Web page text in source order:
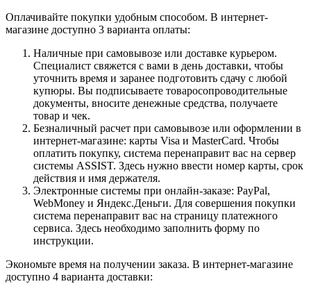
Оплачивайте покупки удобным способом. В интернет-
магазине доступно 3 варианта оплаты:
Наличные при самовывозе или доставке курьером.
Специалист свяжется с вами в день доставки, чтобы
уточнить время и заранее подготовить сдачу с любой
купюры. Вы подписываете товаросопроводительные
документы, вносите денежные средства, получаете
товар и чек.
Безналичный расчет при самовывозе или оформлении в
интернет-магазине: карты Visa и MasterCard. Чтобы
оплатить покупку, система перенаправит вас на сервер
системы ASSIST. Здесь нужно ввести номер карты, срок
действия и имя держателя.
Электронные системы при онлайн-заказе: PayPal,
WebMoney и Яндекс.Деньги. Для совершения покупки
система перенаправит вас на страницу платежного
сервиса. Здесь необходимо заполнить форму по
инструкции.
Экономьте время на получении заказа. В интернет-магазине
доступно 4 варианта доставки: